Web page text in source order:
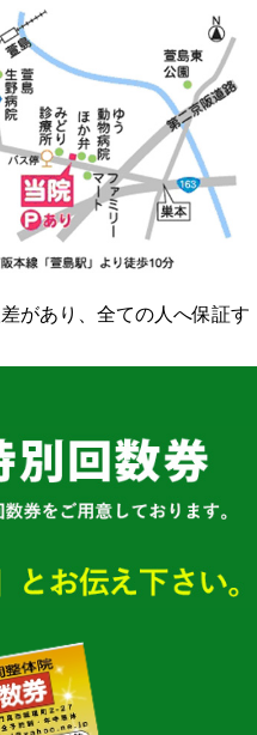
があり、全ての人へ保証す